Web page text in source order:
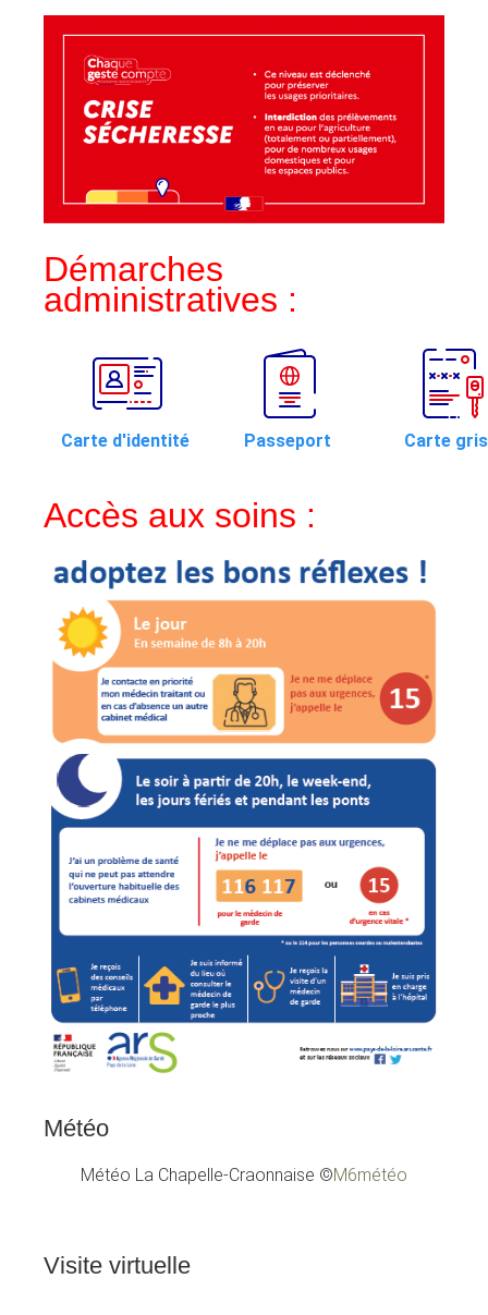
Démarches
administratives :
Carte d'identité Passeport Carte
Accès aux soins :
Météo
Météo La Chapelle-Craonnaise ©M6météo
Visite virtuelle